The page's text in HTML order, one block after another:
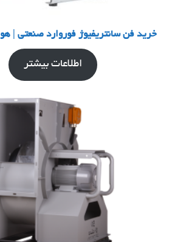
خرید فن سانتریفیوژ فوروارد صنعتی |
اطلاعات بیشتر